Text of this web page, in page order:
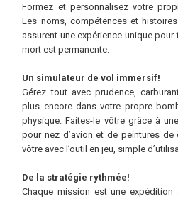
Formez et personnalisez votre
Les noms, compétences et
assurent une expérience unique
mort est permanente.
Un simulateur de vol immersif!
Gérez tout avec prudence,
plus encore dans votre propre
physique. Faites-le vôtre grâce à
pour nez d’avion et de peintures de
vôtre avec l’outil en jeu, simple
De la stratégie rythmée!
Chaque mission est une